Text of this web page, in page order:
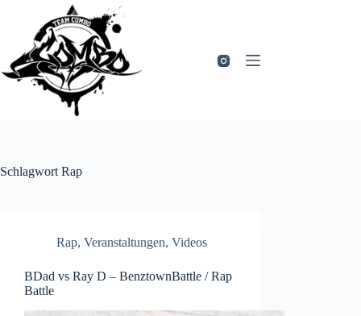
springen
Schlagwort Rap
Rap, Veranstaltungen, Videos
BDad vs Ray D – BenztownBattle / Rap
Battle